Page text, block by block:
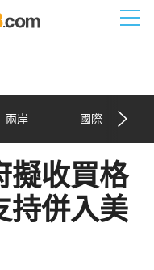
兩岸 國際
擬收買格
併入美